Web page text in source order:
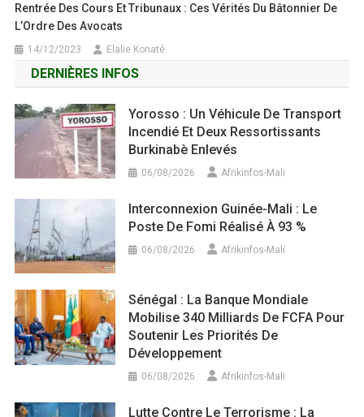
Rentrée Des Cours Et Tribunaux : Ces Vérités Du Bâtonnier De
L’Ordre Des Avocats
14/12/2023 Elalie Konaté
DERNIÈRES INFOS
Yorosso : Un Véhicule De Transport
Incendié Et Deux Ressortissants
Burkinabè Enlevés
06/08/2026 Afrikinfos-Mali
Interconnexion Guinée-Mali : Le
Poste De Fomi Réalisé À 93 %
06/08/2026 Afrikinfos-Mali
Sénégal : La Banque Mondiale
Mobilise 340 Milliards De FCFA Pour
Soutenir Les Priorités De
Développement
06/08/2026 Afrikinfos-Mali
Lutte Contre Le Terrorisme : La